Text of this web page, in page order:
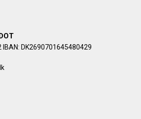
IBAN: DK2690701645480429